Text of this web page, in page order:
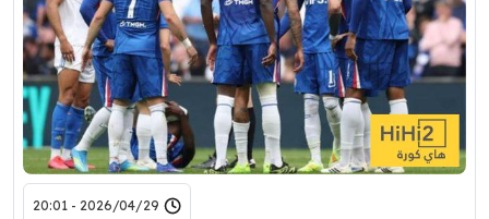
2026/04/29 - 20:01